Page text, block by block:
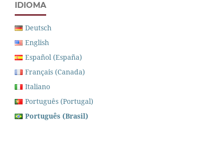
IDIOMA
Deutsch
English
Español (España)
Français (Canada)
Italiano
Português (Portugal)
Português (Brasil)